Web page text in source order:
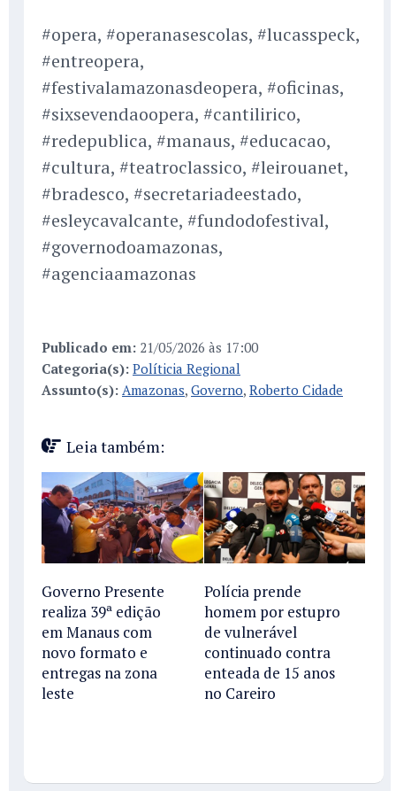
#opera, #operanasescolas, #lucasspeck,
#entreopera,
#festivalamazonasdeopera, #oficinas,
#sixsevendaoopera, #cantilirico,
#redepublica, #manaus, #educacao,
#cultura, #teatroclassico, #leirouanet,
#bradesco, #secretariadeestado,
#esleycavalcante, #fundodofestival,
#governodoamazonas,
#agenciaamazonas
Publicado em: 21/05/2026 às 17:00
Categoria(s): Políticia Regional
Assunto(s): Amazonas, Governo, Roberto Cidade
Leia também:
Governo Presente
realiza 39ª edição
em Manaus com
novo formato e
entregas na zona
leste
Polícia prende
homem por estupro
de vulnerável
continuado contra
enteada de 15 anos
no Careiro